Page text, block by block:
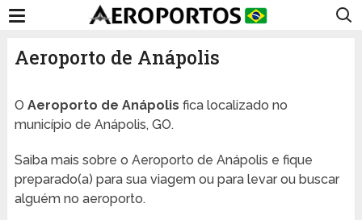
Aeroporto de Anápolis
O Aeroporto de Anápolis fica localizado no
município de Anápolis, GO.
Saiba mais sobre o Aeroporto de Anápolis e fique
preparado(a) para sua viagem ou para levar ou buscar
alguém no aeroporto.